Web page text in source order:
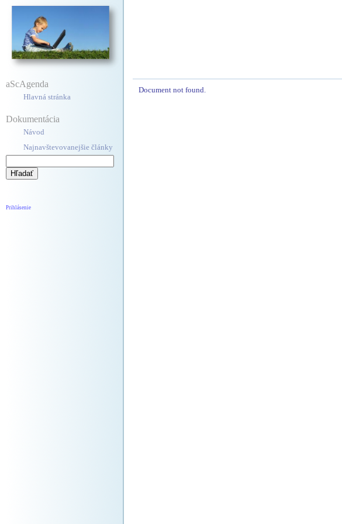
aScAgenda
Hlavná stránka
Dokumentácia
Návod
Najnavštevovanejšie články
Prihlásenie
Document not found.